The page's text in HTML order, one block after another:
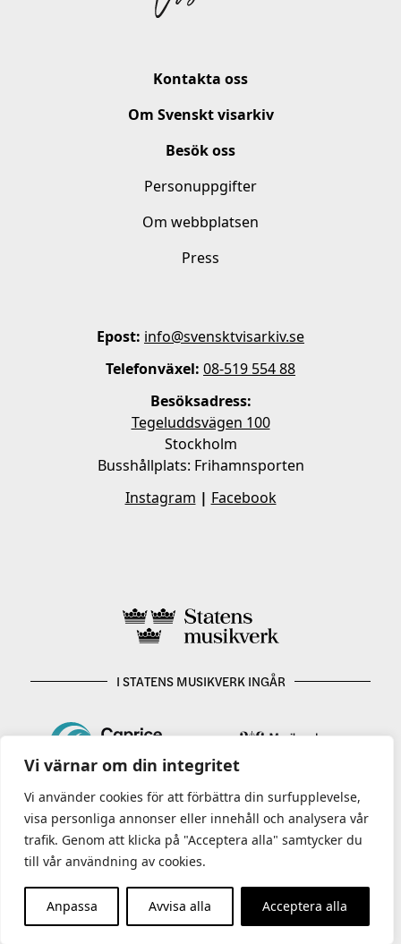
Vi värnar om din integritet
Vi använder cookies för att förbättra din surfupplevelse,
visa personliga annonser eller innehåll och analysera vår
trafik. Genom att klicka på "Acceptera alla" samtycker du
till vår användning av cookies.
Anpassa Avvisa alla Acceptera alla
Kontakta oss
Om Svenskt visarkiv
Besök oss
Personuppgifter
Om webbplatsen
Press
Epost: info@svensktvisarkiv.se
Telefonväxel: 08-519 554 88
Besöksadress:
Tegeluddsvägen 100
Stockholm
Busshållplats: Frihamnsporten
Instagram | Facebook
I STATENS MUSIKVERK INGÅR